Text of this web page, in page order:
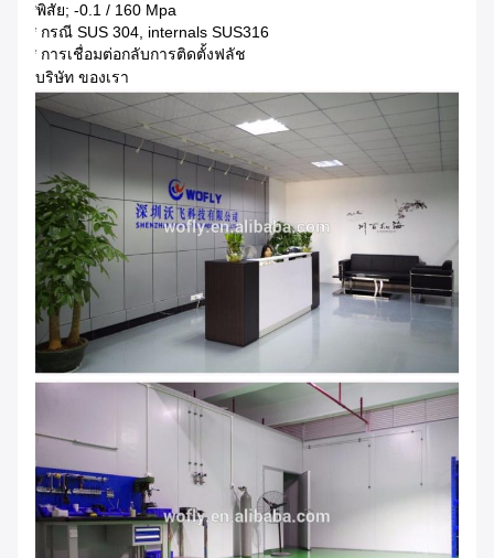
*พิสัย; -0.1 / 160 Mpa
* กรณี SUS 304, internals SUS316
* การเชื่อมต่อกลับการติดตั้งฟลัช
บริษัท ของเรา